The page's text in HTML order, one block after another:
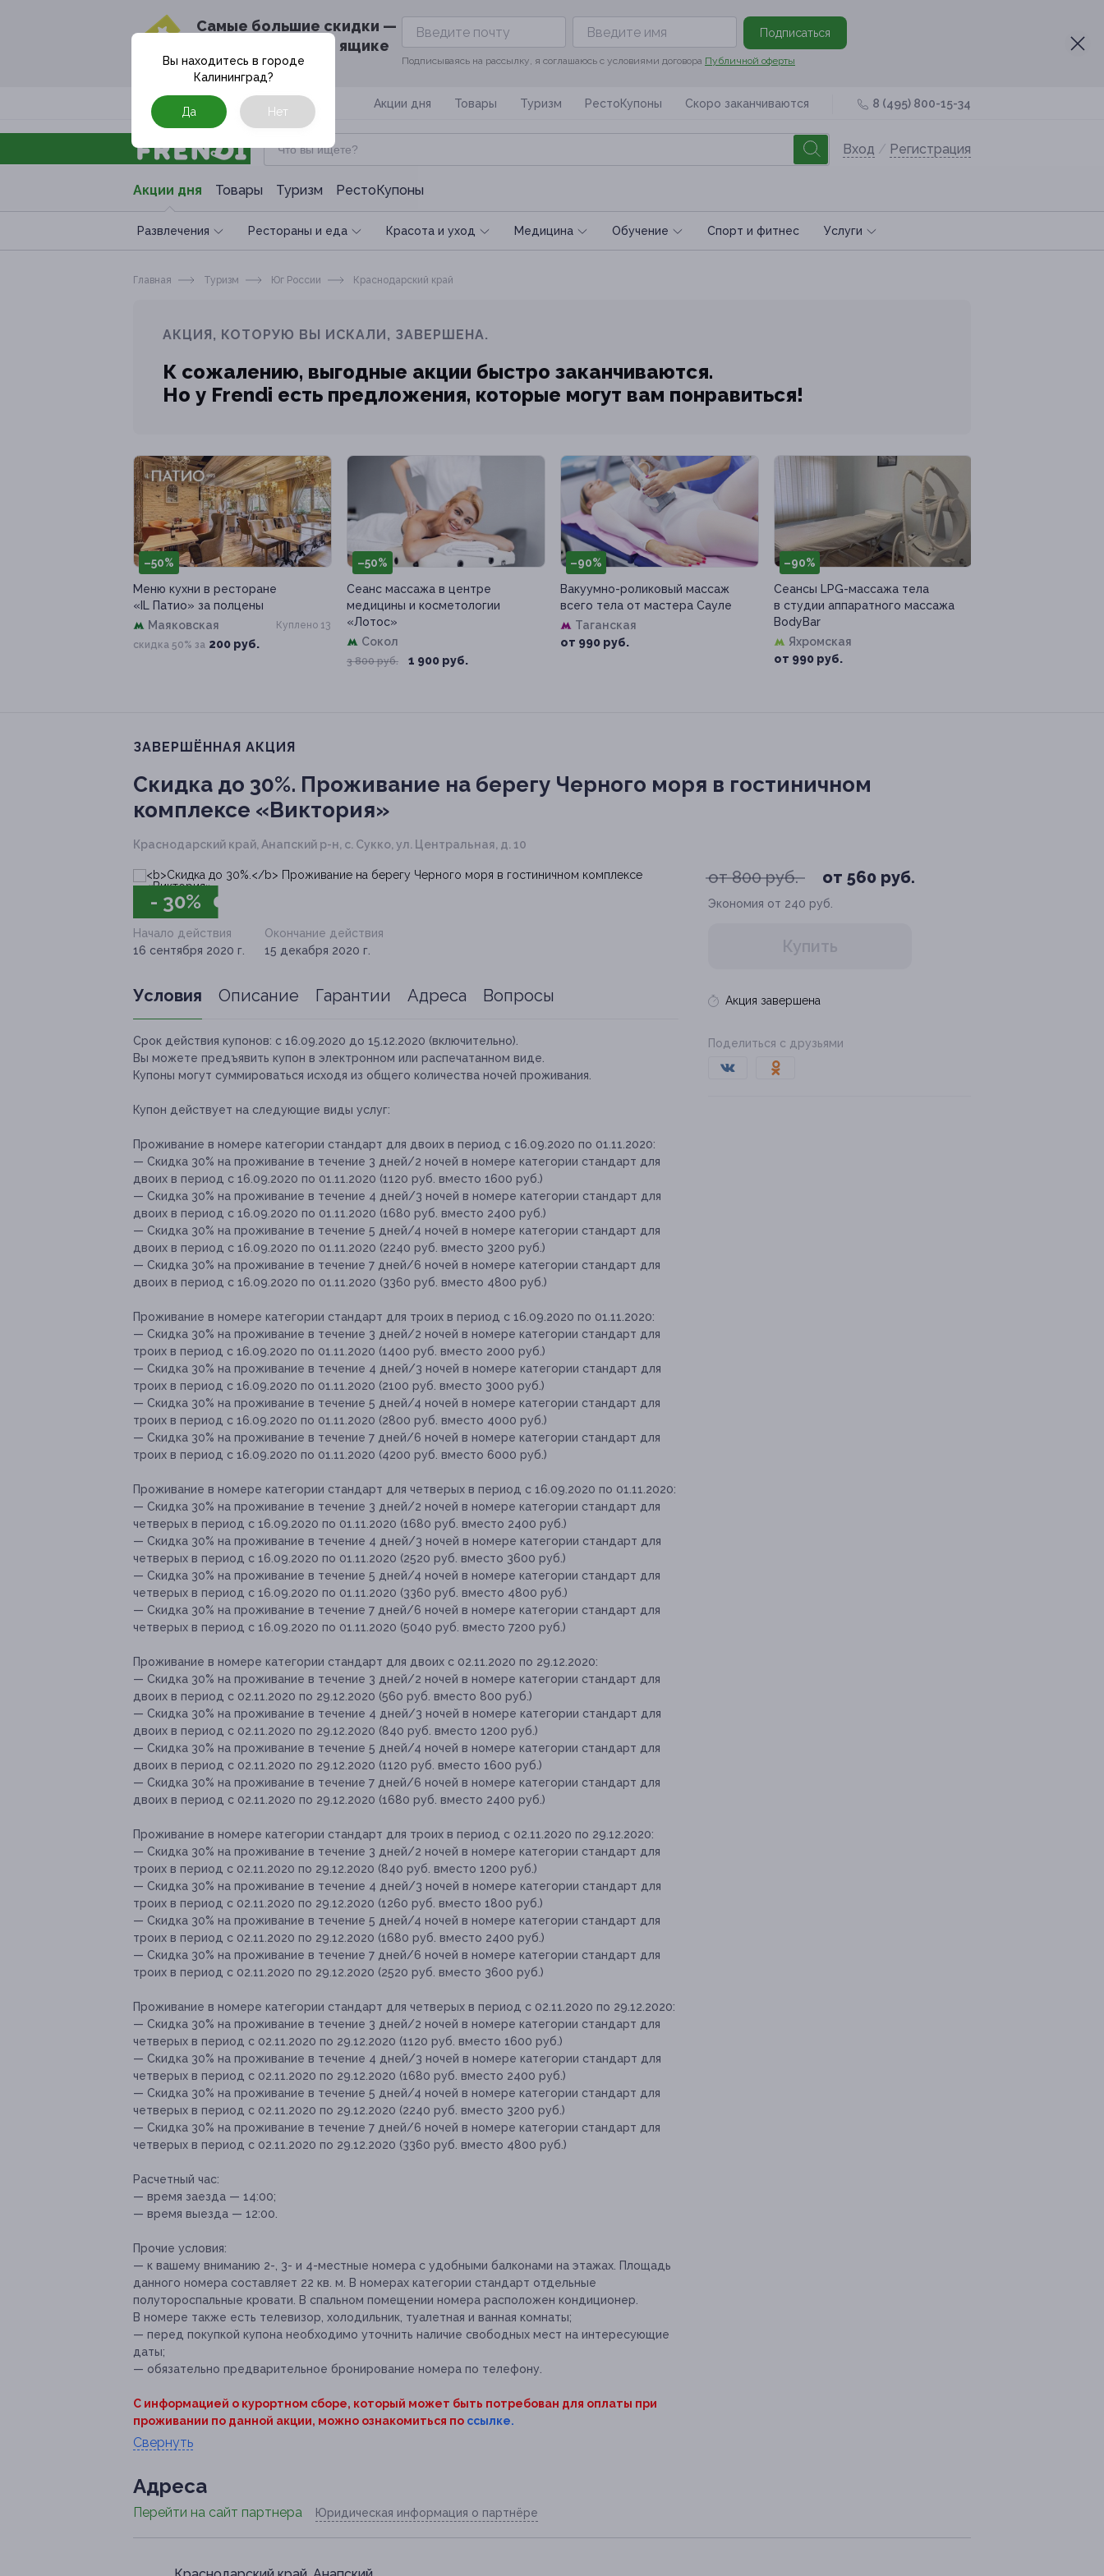
Cамые большие скидки —
в твоём почтовом ящике
Подписаться
Подписываясь на рассылку, я соглашаюсь с условиями договора Публичной оферты
Москва Акции дня Товары Туризм РестоКупоны Скоро заканчиваются 8 (495) 800-15-34
Вход / Регистрация
Акции дня Товары Туризм РестоКупоны
Развлечения Рестораны и еда Красота и уход Медицина Обучение Спoрт и фитнес Услуги
Вы находитесь в городе
Калининград?
Да Нет
Главная Туризм Юг России Краснодарский край
АКЦИЯ, КОТОРУЮ ВЫ ИСКАЛИ, ЗАВЕРШЕНА.
К сожалению, выгодные акции быстро заканчиваются.
Но у Frendi есть предложения, которые могут вам понравиться!
–50%
Меню кухни в ресторане
«IL Патио» за полцены
Маяковская
скидка 50% за 200 руб.
Куплено 13
–50%
Сеанс массажа в центре
медицины и косметологии
«Лотос»
Сокол
3 800 руб. 1 900 руб.
–90%
Вакуумно-роликовый массаж
всего тела от мастера Сауле
Таганская
от 990 руб.
–90%
Сеансы LPG-массажа тела
в студии аппаратного массажа
BodyBar
Яхромская
от 990 руб.
ЗАВЕРШЁННАЯ АКЦИЯ
Скидка до 30%. Проживание на берегу Черного моря в гостиничном
комплексе «Виктория»
Краснодарский край, Анапский р-н, с. Сукко, ул. Центральная, д. 10
- 30%
от 800 руб. от 560 руб.
Экономия от 240 руб.
Купить
Акция завершена
Поделиться с друзьями
Начало действия
16 сентября 2020 г.
Окончание действия
15 декабря 2020 г.
Условия Описание Гарантии Адреса Вопросы
Срок действия купонов: с 16.09.2020 до 15.12.2020 (включительно).
Вы можете предъявить купон в электронном или распечатанном виде.
Купоны могут суммироваться исходя из общего количества ночей проживания.
Купон действует на следующие виды услуг:
Проживание в номере категории стандарт для двоих в период с 16.09.2020 по 01.11.2020:
— Скидка 30% на проживание в течение 3 дней/2 ночей в номере категории стандарт для
двоих в период с 16.09.2020 по 01.11.2020 (1120 руб. вместо 1600 руб.)
— Скидка 30% на проживание в течение 4 дней/3 ночей в номере категории стандарт для
двоих в период с 16.09.2020 по 01.11.2020 (1680 руб. вместо 2400 руб.)
— Скидка 30% на проживание в течение 5 дней/4 ночей в номере категории стандарт для
двоих в период с 16.09.2020 по 01.11.2020 (2240 руб. вместо 3200 руб.)
— Скидка 30% на проживание в течение 7 дней/6 ночей в номере категории стандарт для
двоих в период с 16.09.2020 по 01.11.2020 (3360 руб. вместо 4800 руб.)
Проживание в номере категории стандарт для троих в период с 16.09.2020 по 01.11.2020:
— Скидка 30% на проживание в течение 3 дней/2 ночей в номере категории стандарт для
троих в период с 16.09.2020 по 01.11.2020 (1400 руб. вместо 2000 руб.)
— Скидка 30% на проживание в течение 4 дней/3 ночей в номере категории стандарт для
троих в период с 16.09.2020 по 01.11.2020 (2100 руб. вместо 3000 руб.)
— Скидка 30% на проживание в течение 5 дней/4 ночей в номере категории стандарт для
троих в период с 16.09.2020 по 01.11.2020 (2800 руб. вместо 4000 руб.)
— Скидка 30% на проживание в течение 7 дней/6 ночей в номере категории стандарт для
троих в период с 16.09.2020 по 01.11.2020 (4200 руб. вместо 6000 руб.)
Проживание в номере категории стандарт для четверых в период с 16.09.2020 по 01.11.2020:
— Скидка 30% на проживание в течение 3 дней/2 ночей в номере категории стандарт для
четверых в период с 16.09.2020 по 01.11.2020 (1680 руб. вместо 2400 руб.)
— Скидка 30% на проживание в течение 4 дней/3 ночей в номере категории стандарт для
четверых в период с 16.09.2020 по 01.11.2020 (2520 руб. вместо 3600 руб.)
— Скидка 30% на проживание в течение 5 дней/4 ночей в номере категории стандарт для
четверых в период с 16.09.2020 по 01.11.2020 (3360 руб. вместо 4800 руб.)
— Скидка 30% на проживание в течение 7 дней/6 ночей в номере категории стандарт для
четверых в период с 16.09.2020 по 01.11.2020 (5040 руб. вместо 7200 руб.)
Проживание в номере категории стандарт для двоих с 02.11.2020 по 29.12.2020:
— Скидка 30% на проживание в течение 3 дней/2 ночей в номере категории стандарт для
двоих в период с 02.11.2020 по 29.12.2020 (560 руб. вместо 800 руб.)
— Скидка 30% на проживание в течение 4 дней/3 ночей в номере категории стандарт для
двоих в период с 02.11.2020 по 29.12.2020 (840 руб. вместо 1200 руб.)
— Скидка 30% на проживание в течение 5 дней/4 ночей в номере категории стандарт для
двоих в период с 02.11.2020 по 29.12.2020 (1120 руб. вместо 1600 руб.)
— Скидка 30% на проживание в течение 7 дней/6 ночей в номере категории стандарт для
двоих в период с 02.11.2020 по 29.12.2020 (1680 руб. вместо 2400 руб.)
Проживание в номере категории стандарт для троих в период с 02.11.2020 по 29.12.2020:
— Скидка 30% на проживание в течение 3 дней/2 ночей в номере категории стандарт для
троих в период с 02.11.2020 по 29.12.2020 (840 руб. вместо 1200 руб.)
— Скидка 30% на проживание в течение 4 дней/3 ночей в номере категории стандарт для
троих в период с 02.11.2020 по 29.12.2020 (1260 руб. вместо 1800 руб.)
— Скидка 30% на проживание в течение 5 дней/4 ночей в номере категории стандарт для
троих в период с 02.11.2020 по 29.12.2020 (1680 руб. вместо 2400 руб.)
— Скидка 30% на проживание в течение 7 дней/6 ночей в номере категории стандарт для
троих в период с 02.11.2020 по 29.12.2020 (2520 руб. вместо 3600 руб.)
Проживание в номере категории стандарт для четверых в период с 02.11.2020 по 29.12.2020:
— Скидка 30% на проживание в течение 3 дней/2 ночей в номере категории стандарт для
четверых в период с 02.11.2020 по 29.12.2020 (1120 руб. вместо 1600 руб.)
— Скидка 30% на проживание в течение 4 дней/3 ночей в номере категории стандарт для
четверых в период с 02.11.2020 по 29.12.2020 (1680 руб. вместо 2400 руб.)
— Скидка 30% на проживание в течение 5 дней/4 ночей в номере категории стандарт для
четверых в период с 02.11.2020 по 29.12.2020 (2240 руб. вместо 3200 руб.)
— Скидка 30% на проживание в течение 7 дней/6 ночей в номере категории стандарт для
четверых в период с 02.11.2020 по 29.12.2020 (3360 руб. вместо 4800 руб.)
Расчетный час:
— время заезда — 14:00;
— время выезда — 12:00.
Прочие условия:
— к вашему вниманию 2-, 3- и 4-местные номера с удобными балконами на этажах. Площадь
данного номера составляет 22 кв. м. В номерах категории стандарт отдельные
полутороспальные кровати. В спальном помещении номера расположен кондиционер.
В номере также есть телевизор, холодильник, туалетная и ванная комнаты;
— перед покупкой купона необходимо уточнить наличие свободных мест на интересующие
даты;
— обязательно предварительное бронирование номера по телефону.
С информацией о курортном сборе, который может быть потребован для оплаты при
проживании по данной акции, можно ознакомиться по ссылке.
Свернуть
Адресa
Перейти на сайт партнера Юридическая информация о партнёре